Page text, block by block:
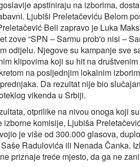
apstiniraju na izborima,
Ljubiši Preletačeviću Belom
Beli zapravo je Luka
zove “SPN – Sarmu prob'o nisi –
odijelu. Njegove su kampanje sve
klipovima koji su hit na društvenim
na posljednjim lokalnim
Da rezultat nije bio
vikenda u Srbiji.
otprilike na nivou onoga koji
komisije, Ljubiša
je više od 300.000 glasova,
Radulovića ili Nenada Čanka.
priznaje treće mjesto, da ga ne